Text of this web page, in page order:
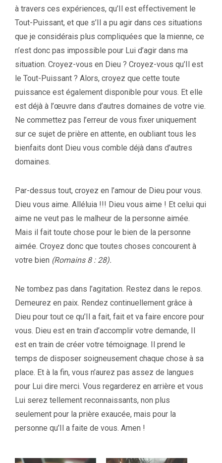
à travers ces expériences, qu’Il est effectivement le
Tout-Puissant, et que s’Il a pu agir dans ces situations
que je considérais plus compliquées que la mienne, ce
n’est donc pas impossible pour Lui d’agir dans ma
situation. Croyez-vous en Dieu ? Croyez-vous qu’Il est
le Tout-Puissant ? Alors, croyez que cette toute
puissance est également disponible pour vous. Et elle
est déjà à l’œuvre dans d’autres domaines de votre vie.
Ne commettez pas l’erreur de vous fixer uniquement
sur ce sujet de prière en attente, en oubliant tous les
bienfaits dont Dieu vous comble déjà dans d’autres
domaines.
Par-dessus tout, croyez en l’amour de Dieu pour vous.
Dieu vous aime. Alléluia !!! Dieu vous aime ! Et celui qui
aime ne veut pas le malheur de la personne aimée.
Mais il fait toute chose pour le bien de la personne
aimée. Croyez donc que toutes choses concourent à
votre bien (Romains 8 : 28).
Ne tombez pas dans l’agitation. Restez dans le repos.
Demeurez en paix. Rendez continuellement grâce à
Dieu pour tout ce qu’Il a fait, fait et va faire encore pour
vous. Dieu est en train d’accomplir votre demande, Il
est en train de créer votre témoignage. Il prend le
temps de disposer soigneusement chaque chose à sa
place. Et à la fin, vous n’aurez pas assez de langues
pour Lui dire merci. Vous regarderez en arrière et vous
Lui serez tellement reconnaissants, non plus
seulement pour la prière exaucée, mais pour la
personne qu’Il a faite de vous. Amen !